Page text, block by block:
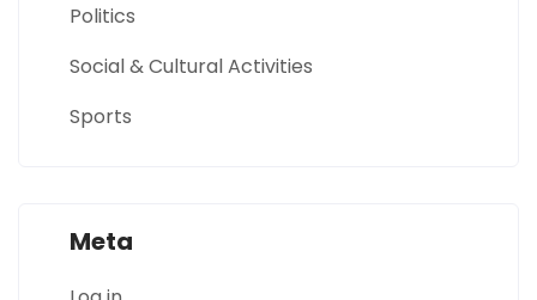
Politics
Social & Cultural Activities
Sports
Meta